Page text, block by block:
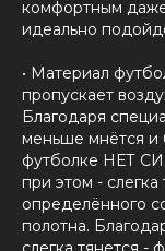
комфортным
идеально
• Материал
пропускает
Благодаря
меньше мнётся и
футболке НЕТ
при этом - слегка
определённого
полотна.